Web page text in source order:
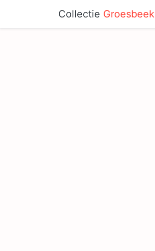
Collectie Groesbeek